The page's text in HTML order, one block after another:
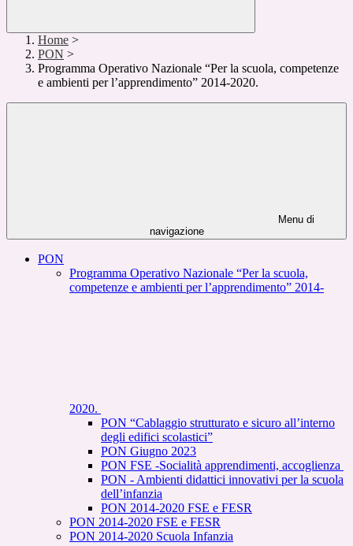
Home >
PON >
Programma Operativo Nazionale “Per la scuola, competenze
e ambienti per l’apprendimento” 2014-2020.
Menu di
navigazione
PON
Programma Operativo Nazionale “Per la scuola,
competenze e ambienti per l’apprendimento” 2014-
2020.
PON “Cablaggio strutturato e sicuro all’interno
degli edifici scolastici”
PON Giugno 2023
PON FSE -Socialità apprendimenti, accoglienza
PON - Ambienti didattici innovativi per la scuola
dell’infanzia
PON 2014-2020 FSE e FESR
PON 2014-2020 FSE e FESR
PON 2014-2020 Scuola Infanzia